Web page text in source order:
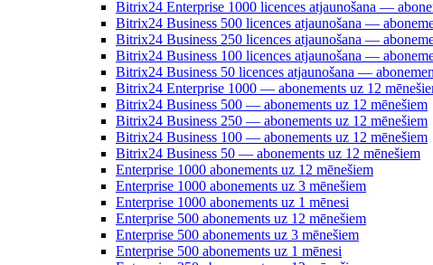
Bitrix24 Enterprise 1000 licences atjaunošana —
Bitrix24 Business 500 licences atjaunošana —
Bitrix24 Business 250 licences atjaunošana —
Bitrix24 Business 100 licences atjaunošana —
Bitrix24 Business 50 licences atjaunošana —
Bitrix24 Enterprise 1000 — abonements uz 12
Bitrix24 Business 500 — abonements uz 12 mēnešiem
Bitrix24 Business 250 — abonements uz 12 mēnešiem
Bitrix24 Business 100 — abonements uz 12 mēnešiem
Bitrix24 Business 50 — abonements uz 12 mēnešiem
Enterprise 1000 abonements uz 12 mēnešiem
Enterprise 1000 abonements uz 3 mēnešiem
Enterprise 1000 abonements uz 1 mēnesi
Enterprise 500 abonements uz 12 mēnešiem
Enterprise 500 abonements uz 3 mēnešiem
Enterprise 500 abonements uz 1 mēnesi